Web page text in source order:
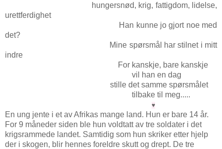
hungersnød, krig, fattigdom, lidelse,
urettferdighet
Han kunne jo gjort noe med
det?
Mine spørsmål har stilnet i mitt
indre
For kanskje, bare kanskje
vil han en dag
stille det samme spørsmålet
tilbake til meg.....
♥
En ung jente i et av Afrikas mange land. Hun er bare 14 år.
For 9 måneder siden ble hun voldtatt av tre soldater i det
krigsrammede landet. Samtidig som hun skriker etter hjelp
der i skogen, blir hennes foreldre skutt og drept. De tre